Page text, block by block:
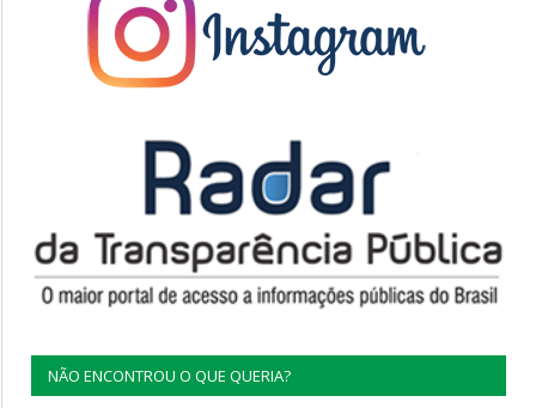
NÃO ENCONTROU O QUE QUERIA?